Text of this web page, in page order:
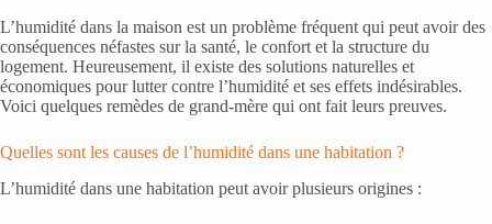
L’humidité dans la maison est un problème fréquent qui peut avoir des
conséquences néfastes sur la santé, le confort et la structure du
logement. Heureusement, il existe des solutions naturelles et
économiques pour lutter contre l’humidité et ses effets indésirables.
Voici quelques remèdes de grand-mère qui ont fait leurs preuves.
Quelles sont les causes de l’humidité dans une habitation ?
L’humidité dans une habitation peut avoir plusieurs origines :